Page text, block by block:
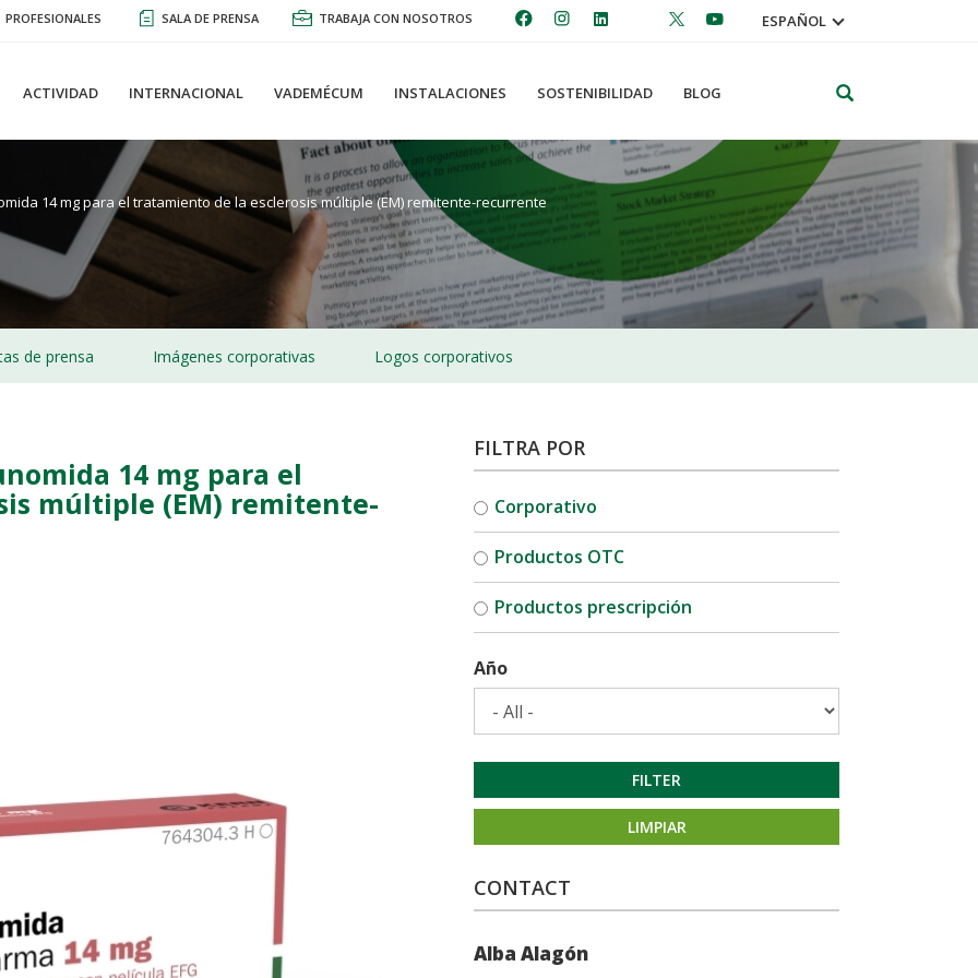
PROFESIONALES SALA DE PRENSA TRABAJA CON NOSOTROS ESPAÑOL
ACTIVIDAD INTERNACIONAL VADEMÉCUM INSTALACIONES SOSTENIBILIDAD BLOG
14 mg para el tratamiento de la esclerosis múltiple (EM) remitente-recurrente
de prensa Imágenes corporativas Logos corporativos
FILTRA POR
Corporativo
Productos OTC
Productos prescripción
Año
FILTER
LIMPIAR
CONTACT
Alba Alagón
14 mg para el
múltiple (EM) remitente-